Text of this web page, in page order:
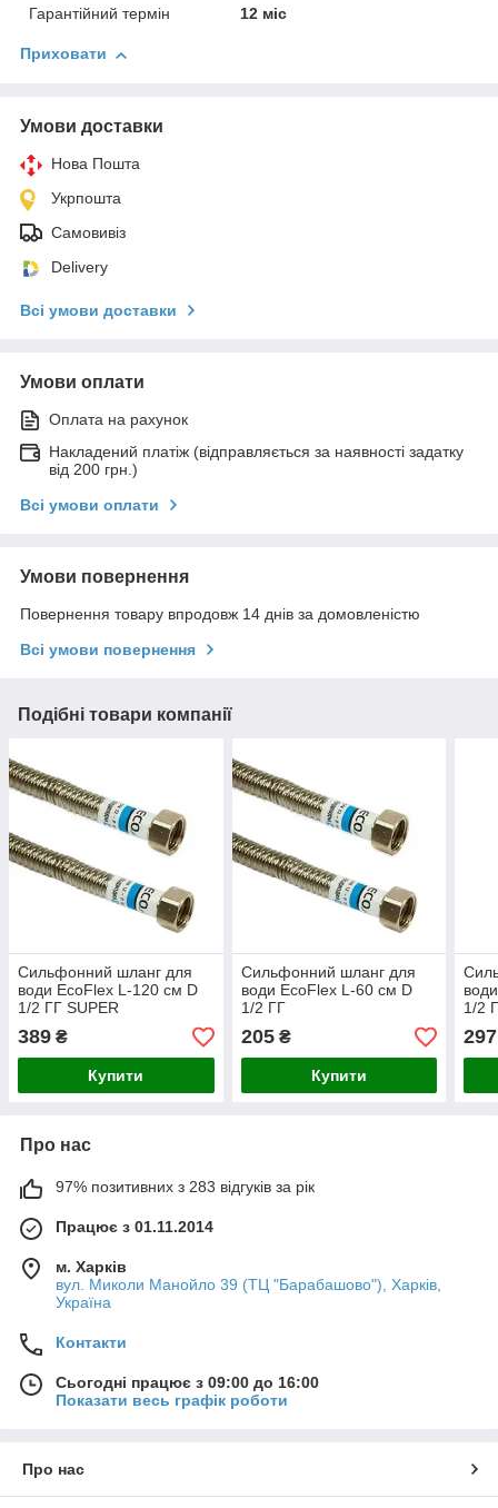
Гарантійний термін 12 міс
Приховати
Умови доставки
Нова Пошта
Укрпошта
Самовивіз
Delivery
Всі умови доставки
Умови оплати
Оплата на рахунок
Накладений платіж (відправляється за наявності задатку
від 200 грн.)
Всі умови оплати
Умови повернення
Повернення товару впродовж 14 днів за домовленістю
Всі умови повернення
Подібні товари компанії
Cильфонний шланг для
води EcoFlex L-120 см D
1/2 ГГ SUPER
389 ₴
Купити
Cильфонний шланг для
води EcoFlex L-60 см D
1/2 ГГ
205₴
Купити
1/2
297
Про нас
97% позитивних з 283 відгуків за рік
Працює з 01.11.2014
м. Харків
вул. Миколи Манойло 39 (ТЦ "Барабашово"), Харків,
Україна
Контакти
Сьогодні працює з 09:00 до 16:00
Показати весь графік роботи
Про нас